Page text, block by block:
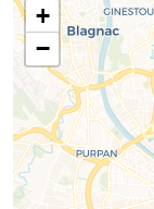
+
−